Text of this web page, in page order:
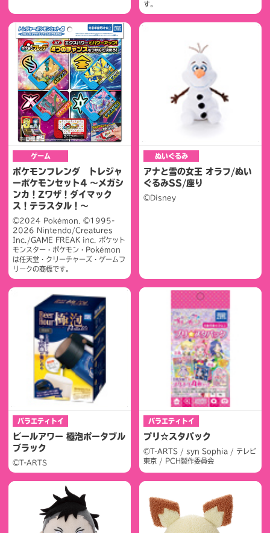
す。
ゲーム
ポケモンフレンダ トレジャ
ーポケモンセット4 ～メガシ
ンカ！Zワザ！ダイマック
ス！テラスタル！～
©2024 Pokémon. ©1995-
2026 Nintendo/Creatures
Inc./GAME FREAK inc. ポケット
モンスター・ポケモン・Pokémon
は任天堂・クリーチャーズ・ゲームフ
リークの商標です。
ぬいぐるみ
アナと雪の女王 オラフ/ぬい
ぐるみSS/座り
©Disney
バラエティトイ
ビールアワー 極泡ポータブル
ブラック
©T-ARTS
バラエティトイ
プリ☆スタパック
©T-ARTS / syn Sophia / テレビ
東京 / PCH製作委員会